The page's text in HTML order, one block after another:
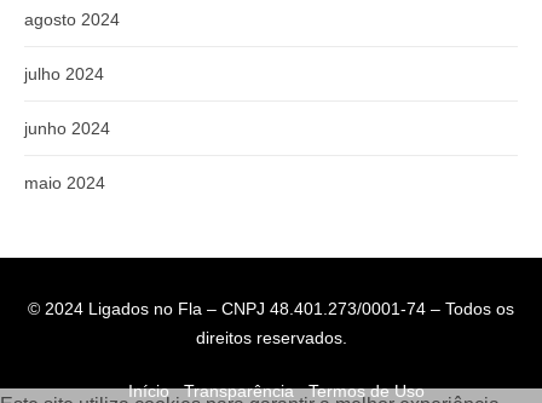
agosto 2024
julho 2024
junho 2024
maio 2024
© 2024 Ligados no Fla – CNPJ 48.401.273/0001-74 – Todos os
direitos reservados.
Início Transparência Termos de Uso